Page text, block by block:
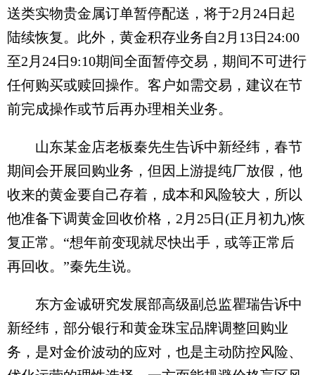
送类实物贵金属订单暂停配送，将于2月24日起
陆续恢复。此外，黄金积存业务自2月13日24:00
至2月24日9:10期间全面暂停交易，期间不可进行
任何购买或赎回操作。客户如需交易，建议在节
前完成操作或节后再办理相关业务。
山东某金店老板秦先生告诉中新经纬，春节
期间会开展回购业务，但因上游提纯厂放假，他
收来的黄金要自己存着，成本和风险较大，所以
他准备下调黄金回收价格，2月25日(正月初九)恢
复正常。“想年前变现就尽快出手，或等正常后
再回收。”秦先生说。
东方金诚研究发展部高级副总监瞿瑞告诉中
新经纬，部分银行和黄金珠宝品牌调整回购业
务，是对金价波动的应对，也是主动防控风险、